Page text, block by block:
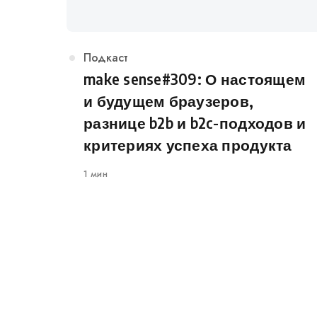
Категория
Подкаст
make sense#309: О настоящем
и будущем браузеров,
разнице b2b и b2c-подходов и
критериях успеха продукта
1 мин